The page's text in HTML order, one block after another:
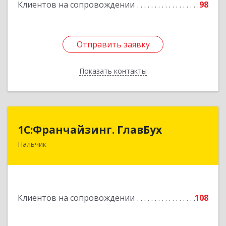
Клиентов на сопровождении 98
Отправить заявку
Показать контакты
Отправить заявку
Назад
1С:Франчайзинг. ГлавБух
Нальчик
Клиентов на сопровождении 108
1С:Франчайзинг. ГлавБух
360000, Кабардино-Балкарская Респ, Нальчик г,